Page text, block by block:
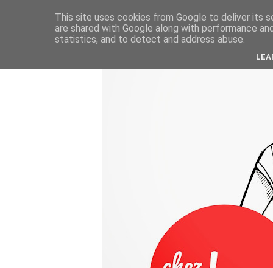
This site uses cookies from Google to deliver its
are shared with Google along with performance
statistics, and to detect and address abuse.